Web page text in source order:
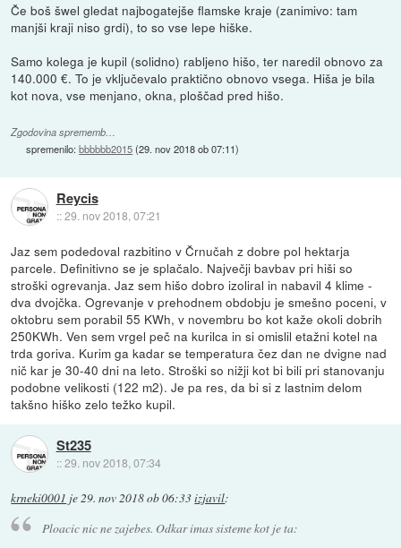
Če boš šwel gledat najbogatejše flamske kraje (zanimivo: tam
manjši kraji niso grdi), to so vse lepe hiške.
Samo kolega je kupil (solidno) rabljeno hišo, ter naredil obnovo za
140.000 €. To je vključevalo praktično obnovo vsega. Hiša je bila
kot nova, vse menjano, okna, ploščad pred hišo.
Zgodovina sprememb…
spremenilo:bbbbbb2015(29. nov 2018 ob 07:11)
Reycis
::29. nov 2018, 07:21
Jaz sem podedoval razbitino v Črnučah z dobre pol hektarja
parcele. Definitivno se je splačalo. Največji bavbav pri hiši so
stroški ogrevanja. Jaz sem hišo dobro izoliral in nabavil 4 klime -
dva dvojčka. Ogrevanje v prehodnem obdobju je smešno poceni, v
oktobru sem porabil 55 KWh, v novembru bo kot kaže okoli dobrih
250KWh. Ven sem vrgel peč na kurilca in si omislil etažni kotel na
trda goriva. Kurim ga kadar se temperatura čez dan ne dvigne nad
nič kar je 30-40 dni na leto. Stroški so nižji kot bi bili pri stanovanju
podobne velikosti (122 m2). Je pa res, da bi si z lastnim delom
takšno hiško zelo težko kupil.
St235
::29. nov 2018, 07:34
krneki0001 je29. nov 2018 ob 06:33izjavil:
Ploacic nic ne zajebes. Odkar imas sisteme kot je ta: